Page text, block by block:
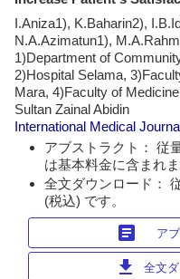
I.Aniza1), K.Baharin2),
N.A.Azimatun1),
1)Department of
2)Hospital Selama,
Mara, 4)Faculty of
Sultan Zainal Abidin
International Medical
アブストラクト： 従
は基本料金に含まれま
全文ダウンロード：
(税込) です。
article ア
download 全文